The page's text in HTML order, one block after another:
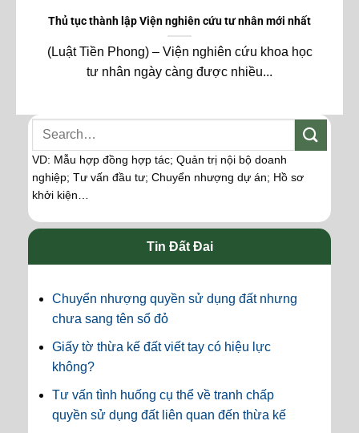
Thủ tục thành lập Viện nghiên cứu tư nhân mới nhất
(Luật Tiền Phong) – Viện nghiên cứu khoa học
tư nhân ngày càng được nhiều...
VD: Mẫu hợp đồng hợp tác; Quản trị nội bộ doanh
nghiệp; Tư vấn đầu tư; Chuyển nhượng dự án; Hồ sơ
khởi kiện…
Tin Đất Đai
Chuyển nhượng quyền sử dụng đất nhưng
chưa sang tên sổ đỏ
Giấy tờ thừa kế đất viết tay có hiệu lực
không?
Tư vấn tình huống cụ thể về tranh chấp
quyền sử dụng đất liên quan đến thừa kế